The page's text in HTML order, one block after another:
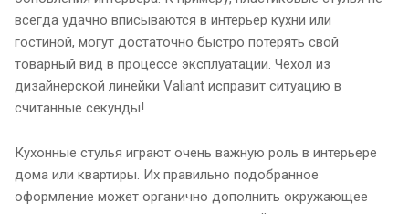
всегда удачно вписываются в интерьер кухни или
гостиной, могут достаточно быстро потерять свой
товарный вид в процессе эксплуатации. Чехол из
дизайнерской линейки Valiant исправит ситуацию в
считанные секунды!
Кухонные стулья играют очень важную роль в интерьере
дома или квартиры. Их правильно подобранное
оформление может органично дополнить окружающее